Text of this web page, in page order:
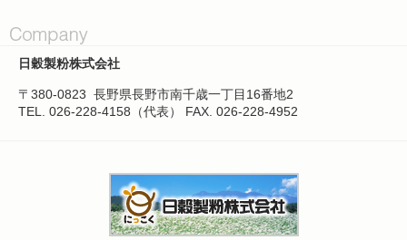
日穀製粉株式会社
〒380-0823 長野県長野市南千歳一丁目16番地2
TEL. 026-228-4158（代表）
FAX. 026-228-4952